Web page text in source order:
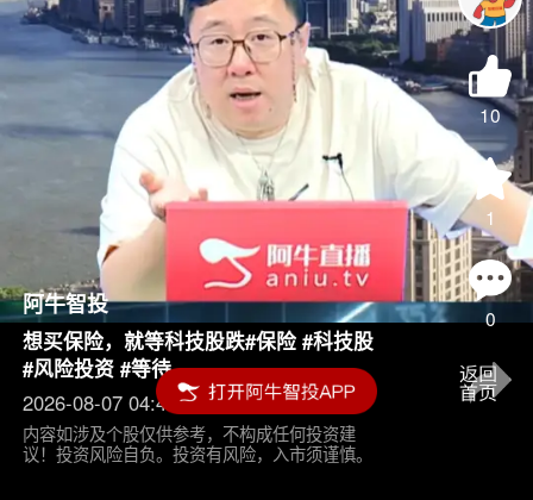
Video
10
1
0
阿牛智投
想买保险，就等科技股跌#保险 #科技股
#风险投资 #等待
2026-08-07 04:45
内容如涉及个股仅供参考，不构成任何投资建
议！投资风险自负。投资有风险，入市须谨慎。